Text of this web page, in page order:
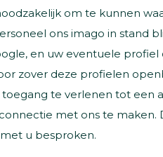
om te kunnen
ons imago in stand
en uw eventuele profiel
zover deze profielen
te verlenen tot een
met ons te maken.
u besproken.